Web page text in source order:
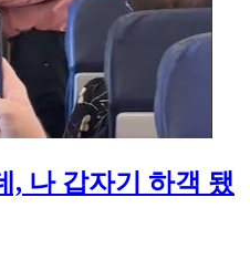
, 나 갑자기 하객 됐